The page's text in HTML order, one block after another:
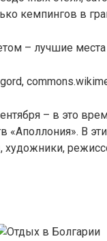
кемпингов в
– в это
«Аполлония». В
художники,